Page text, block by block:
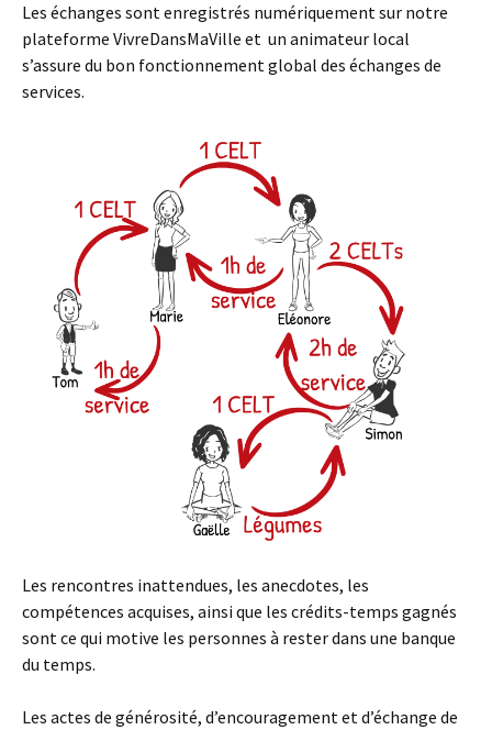
Les échanges sont enregistrés numériquement sur notre
plateforme VivreDansMaVille et un animateur local
s’assure du bon fonctionnement global des échanges de
services.
Les rencontres inattendues, les anecdotes, les
compétences acquises, ainsi que les crédits-temps gagnés
sont ce qui motive les personnes à rester dans une banque
du temps.
Les actes de générosité, d’encouragement et d’échange de